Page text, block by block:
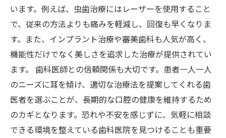
います。例えば、虫歯治療にはレーザーを使用すること
で、従来の方法よりも痛みを軽減し、回復も早くなりま
す。また、インプラント治療や審美歯科も人気が高く、
機能性だけでなく美しさを追求した治療が提供されてい
ます。 歯科医師との信頼関係も大切です。患者一人一人
のニーズに耳を傾け、適切な治療法を提案してくれる歯
医者を選ぶことが、長期的な口腔の健康を維持するため
のカギとなります。恐れや不安を感じずに、気軽に相談
できる環境を整えている歯科医院を見つけることも重要